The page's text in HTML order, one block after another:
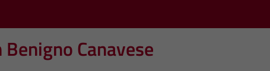
Canavese